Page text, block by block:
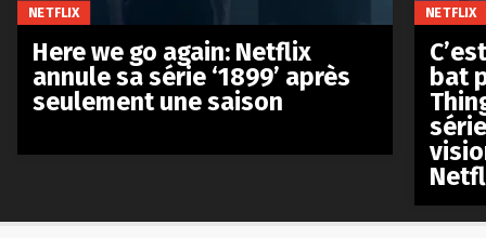
NETFLIX
Here we go again: Netflix
annule sa série ‘1899’ après
seulement une saison
NETFLIX
bat